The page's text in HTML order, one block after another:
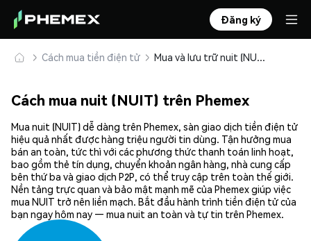
Đăng ký
Cách mua tiền điện tử Mua và lưu trữ nuit (NUIT) an toàn
Cách mua nuit (NUIT) trên Phemex
Mua nuit (NUIT) dễ dàng trên Phemex, sàn giao dịch tiền điện tử
hiệu quả nhất được hàng triệu người tin dùng. Tận hưởng mua
bán an toàn, tức thì với các phương thức thanh toán linh hoạt,
bao gồm thẻ tín dụng, chuyển khoản ngân hàng, nhà cung cấp
bên thứ ba và giao dịch P2P, có thể truy cập trên toàn thế giới.
Nền tảng trực quan và bảo mật mạnh mẽ của Phemex giúp việc
mua NUIT trở nên liền mạch. Bắt đầu hành trình tiền điện tử của
bạn ngay hôm nay — mua nuit an toàn và tự tin trên Phemex.